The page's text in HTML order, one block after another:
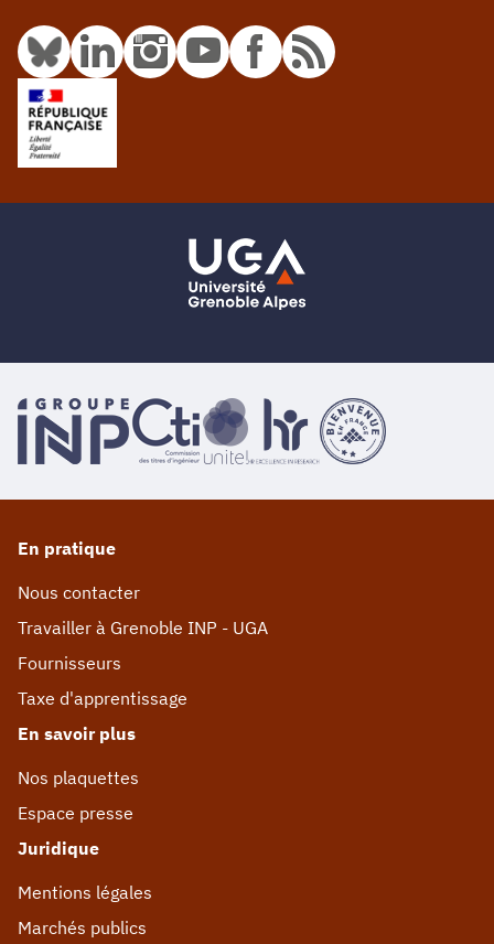
En pratique
Nous contacter
Travailler à Grenoble INP - UGA
Fournisseurs
Taxe d'apprentissage
En savoir plus
Nos plaquettes
Espace presse
Juridique
Mentions légales
Marchés publics